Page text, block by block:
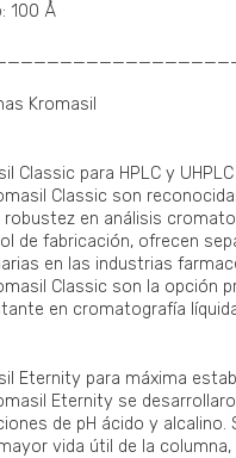
100 Å
Kromasil
Classic para HPLC y UHPLC
Classic son
robustez en análisis
de fabricación, ofrecen
en las industrias
Classic son la opción
en cromatografía
Eternity para máxima
Eternity se
de pH ácido y
vida útil de la